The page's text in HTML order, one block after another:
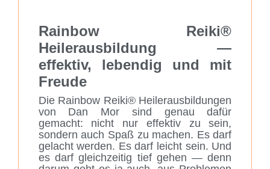
Rainbow Reiki®
Heilerausbildung —
effektiv, lebendig und mit
Freude
Die Rainbow Reiki® Heilerausbildungen
von Dan Mor sind genau dafür
gemacht: nicht nur effektiv zu sein,
sondern auch Spaß zu machen. Es darf
gelacht werden. Es darf leicht sein. Und
es darf gleichzeitig tief gehen — denn